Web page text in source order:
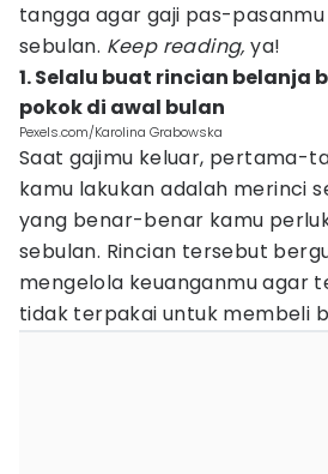
tangga agar gaji pas-
sebulan. Keep reading,ya!
1. Selalu buat rincian belanja
pokok di awal bulan
Pexels.com/Karolina Grabowska
Saat gajimu keluar, pertama-
kamu lakukan adalah merinci
yang benar-benar kamu
sebulan. Rincian tersebut
mengelola keuanganmu agar
tidak terpakai untuk membeli